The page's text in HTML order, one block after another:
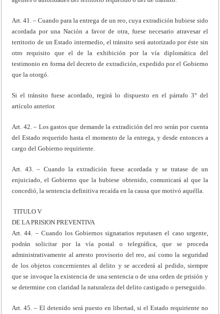
Art. 41. – Cuando para la entrega de un reo, cuya extradición hubiese sido
acordada por una Nación a favor de otra, fuese necesario atravesar el
territorio de un Estado intermedio, el tránsito será autorizado por éste sin
otro requisito que el de la exhibición por la vía diplomática del
testimonio en forma del decreto de extradición, expedido por el Gobierno
que la otorgó.
Si el tránsito fuese acordado, regirá lo dispuesto en el párrafo 3° del
artículo anterior.
Art. 42. – Los gastos que demande la extradición del reo serán por cuenta
del Estado requerido hasta el momento de la entrega, y desde entonces a
cargo del Gobierno requiriente.
Art. 43. – Cuando la extradición fuese acordada y se tratase de un
enjuiciado, el Gobierno que la hubiese obtenido, comunicará al que la
concedió, la sentencia definitiva recaída en la causa que motivó aquélla.
TITULO V
DE LA PRISION PREVENTIVA
Art. 44. – Cuando los Gobiernos signatarios reputasen el caso urgente,
podrán solicitar por la vía postal o telegráfica, que se proceda
administrativamente al arresto provisorio del reo, así como la seguridad
de los objetos concernientes al delito y se accederá al pedido, siempre
que se invoque la existencia de una sentencia o de una orden de prisión y
se determine con claridad la naturaleza del delito castigado o perseguido.
Art. 45. – El detenido será puesto en libertad, si el Estado requiriente no